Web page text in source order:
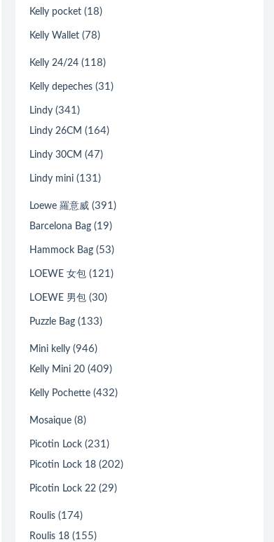
Kelly pocket (18)
Kelly Wallet (78)
Kelly 24/24 (118)
Kelly depeches (31)
Lindy (341)
Lindy 26CM (164)
Lindy 30CM (47)
Lindy mini (131)
Loewe 羅意威 (391)
Barcelona Bag (19)
Hammock Bag (53)
LOEWE 女包 (121)
LOEWE 男包 (30)
Puzzle Bag (133)
Mini kelly (946)
Kelly Mini 20 (409)
Kelly Pochette (432)
Mosaique (8)
Picotin Lock (231)
Picotin Lock 18 (202)
Picotin Lock 22 (29)
Roulis (174)
Roulis 18 (155)